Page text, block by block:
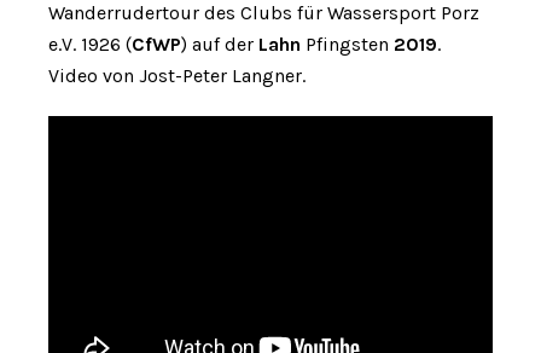
Wanderrudertour des Clubs für Wassersport Porz
e.V. 1926 (CfWP) auf der Lahn Pfingsten 2019.
Video von Jost-Peter Langner.